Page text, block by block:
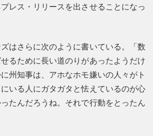
レス・リリースを出させることになっ
はさらに次のように書いている。「数
るために長い道のりがあったようだけ
州知事は、アホなホモ嫌いの人々がト
いる人にガタガタと怯えているのが心
たんだろうね。それで行動をとったん